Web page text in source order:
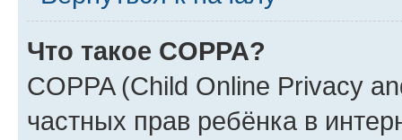
Что такое COPPA?
COPPA (Child Online Privacy
частных прав ребёнка в